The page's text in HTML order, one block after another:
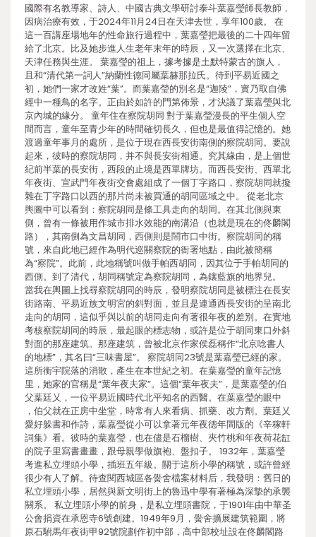
國際有名教導家、詩人、中國古典文學研討泰斗葉嘉瑩師長教師，
因病治療有效，于2024年11月24日在天津去世，享年100歲。 在
這一百講座場地年的性命旅行過程中，葉嘉瑩把最後的二十四年留
給了北京。比及她步進人生老年末年的時辰，又一次選擇在北京、
天津任務與生涯。 葉嘉瑩的祖上，據考據是土默特蒙古的旗人，
且和“清代第一詞人”納蘭性德同屬葉赫那拉氏。待到平易近國之
初，她們一家才改姓“葉”。而葉嘉瑩的別名是“迦陵”，實乃取自佛
經中一種鳥的名字。正由於如許的門第佈景，才決議了葉嘉瑩與北
京內城的緣分。 童年住在察院胡同 對于葉嘉瑩漫長的平生個人空
間而言，童年至青少年的時間確切長久，但也是最值得記憶的。她
渡過童年事月的處所，是位于現在西長安街南側的察院胡同。要說
起來，彼時的察院胡同，并不與長安街相通。究其緣由，是上個世
紀前半葉的長安街，西段的止境是西單牌坊。而西長安街、西單北
年夜街、宣武門年夜街交會處組成了一個丁字路口，察院胡同就攙
雜在丁字路口以西的那片尚未被買通的胡同區域之中。 從老北京
輿圖中可以看到：察院胡同是條工具走向的胡同。在其北側與東
側，曾有一條被用作城市排水效能的南溝沿（也就是現在的佟麟閣
路），其南側為文昌胡同，西側則是鬧市口中街。察院胡同的稱
號，來自此地已經作為明代巡關察院的衙署地點，由此被簡稱
為“察院”。此前，此地稱號叫做手帕西胡同，因其位于手帕胡同的
西側。到了清代，胡同稱號定為察院胡同，為鑲藍旗的地界兒。
當我在輿圖上找尋察院胡同的時辰，發明察院胡同是被標注在長安
街路南、平易近族文明宮的斜對面，並且是連通西長安街的呈南北
走向的胡同，這似乎與以前的胡同走向有著很年夜的差別。在實地
考核察院胡同的時辰，最起眼的標志物，或許是位于胡同東口外斜
對面的那座建筑。那座建筑，曾被北京作家侯磊稱作“北京唸書人
的地標”，其名曰“三味書屋”。 察院胡同23號是葉嘉瑩已經的家。
這所衡宇院落的消散，產生在本世紀之初。在葉嘉瑩的童年記憶
里，她家的官稱是“葉年夜夫家”。這個“葉年夜夫”，是葉嘉瑩的伯
父葉廷乂，一位平易近國時代北平知名的西醫。在葉嘉瑩的眼中
，伯父就在正房中坐堂，時常有人來看病、抓藥、改方劑。葉廷乂
愛好躲書和作詩，葉嘉瑩從小可以拿著元年夜德年間版的《辛稼軒
詞集》看。彼時的葉嘉瑩，也在儘是石榴樹、夾竹桃和年夜荷花缸
的院子里寫書畫畫，跟母親學做旗袍、盤扣子。 1932年，葉嘉瑩
考進私立埋頭小學，插班五年級。關于這所小學的稱號，或許曾經
很少有人了解。待查閱西城區各黌舍檔案材料后，我發明：舊日的
私立埋頭小學，居然與新文明街上的魯迅中學有著極為深摯的承襲
關系。 私立埋頭小學的前身，是私立埋頭書院，于1901年由中華圣
公會捐資在承恩寺6號創建。1949年9月，黌舍擴展建筑範圍，將
原石駙馬年夜街甲92號院劃作初中部，高中部校址設在佟麟閣路